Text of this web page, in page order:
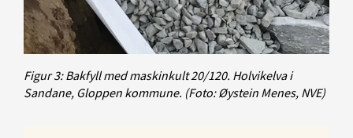
Figur 3: Bakfyll med maskinkult 20/120. Holvikelva i
Sandane, Gloppen kommune. (Foto: Øystein Menes, NVE)